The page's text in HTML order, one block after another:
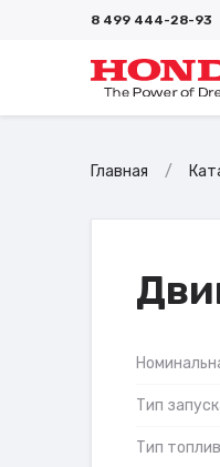
8 499 444-28-93
Главная
Тип
Тип